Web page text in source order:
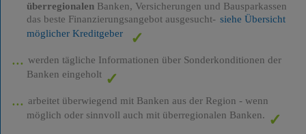
überregionalenBanken, Versicherungen und Bausparkassen
das beste Finanzierungsangebot ausgesucht- siehe Übersicht
möglicher Kreditgeber
werden tägliche Informationen über Sonderkonditionen der
Banken eingeholt
arbeitet überwiegend mit Banken aus der Region - wenn
möglich oder sinnvoll auch mit überregionalen Banken.